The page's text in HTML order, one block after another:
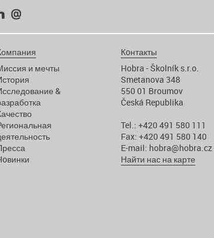
и мечты
&
Кoнтакты
Hobra - Školník s.r.o.
Smetanova 348
550 01 Broumov
Česká Republika
Tel.: +420 491 580 111
Fax: +420 491 580 140
E-mail: hobra@hobra.cz
Найти нас на карте